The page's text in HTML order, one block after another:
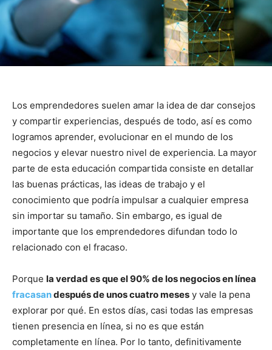
Los emprendedores suelen amar la idea de dar consejos
y compartir experiencias, después de todo, así es como
logramos aprender, evolucionar en el mundo de los
negocios y elevar nuestro nivel de experiencia. La mayor
parte de esta educación compartida consiste en detallar
las buenas prácticas, las ideas de trabajo y el
conocimiento que podría impulsar a cualquier empresa
sin importar su tamaño. Sin embargo, es igual de
importante que los emprendedores difundan todo lo
relacionado con el fracaso.
Porque la verdad es que el 90% de los negocios en línea
fracasandespués de unos cuatro meses y vale la pena
explorar por qué. En estos días, casi todas las empresas
tienen presencia en línea, si no es que están
completamente en línea. Por lo tanto, definitivamente